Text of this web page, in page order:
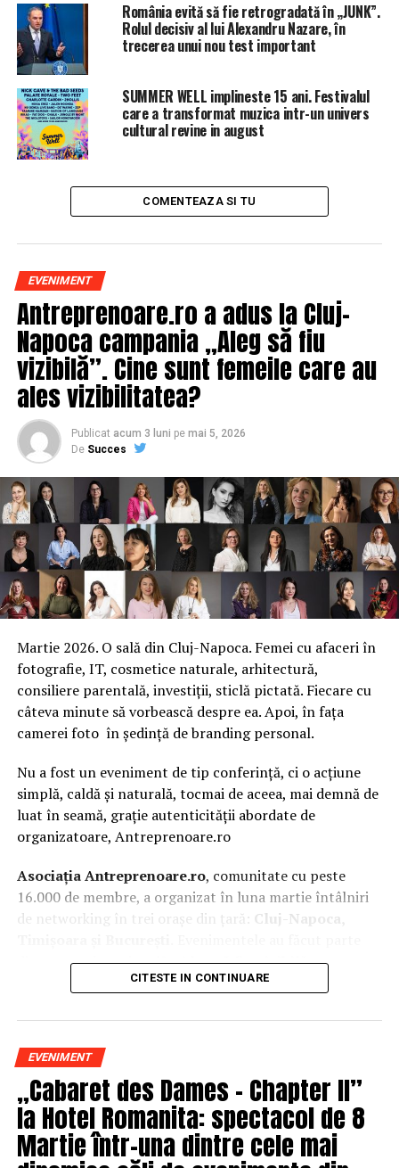
România evită să fie retrogradată în „JUNK”.
Rolul decisiv al lui Alexandru Nazare, în
trecerea unui nou test important
SUMMER WELL implineste 15 ani. Festivalul
care a transformat muzica intr-un univers
cultural revine in august
COMENTEAZA SI TU
EVENIMENT
Antreprenoare.ro a adus la Cluj-
Napoca campania „Aleg să fiu
vizibilă”. Cine sunt femeile care au
ales vizibilitatea?
Publicat acum 3 luni pe mai 5, 2026
De Succes
Martie 2026. O sală din Cluj-Napoca. Femei cu afaceri în
fotografie, IT, cosmetice naturale, arhitectură,
consiliere parentală, investiții, sticlă pictată. Fiecare cu
câteva minute să vorbească despre ea. Apoi, în fața
camerei foto în ședință de branding personal.
Nu a fost un eveniment de tip conferință, ci o acțiune
simplă, caldă și naturală, tocmai de aceea, mai demnă de
luat în seamă, grație autenticității abordate de
organizatoare, Antreprenoare.ro
Asociația Antreprenoare.ro, comunitate cu peste
16.000 de membre, a organizat în luna martie întâlniri
de networking în trei orașe din țară:
Cluj-Napoca,
campania națională„Aleg să fiu vizibilă„, o
inițiativă care combină sesiuni de fotografie de brand
prezentă, cu numele tău și cu afacerea ta, în spațiul
public.
La Cluj-Napoca, sesiunile foto au fost susținute de doi
fotografi profesioniști:Valentina Mihalache
(lightsun.ro) șiDeni Sîrb(DA Studio). Valentina a venit
cu 18 ani de carieră în vânzări în spate și o tranziție
CITESTE IN CONTINUARE
EVENIMENT
„Cabaret des Dames – Chapter II”
la Hotel Romanita: spectacol de 8
Martie într-una dintre cele mai